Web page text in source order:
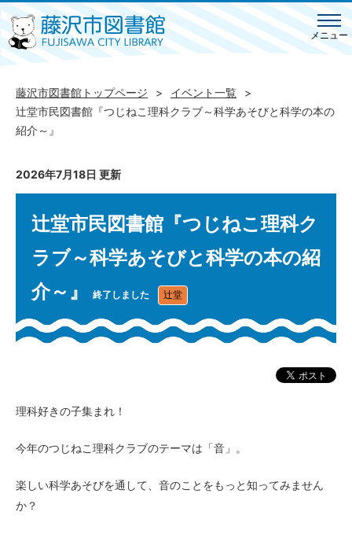
メニュー
藤沢市図書館トップページ
イベント一覧
辻堂市民図書館『つじねこ理科クラブ～科学あそびと科学の本の
紹介～』
2026年7月18日 更新
辻堂市民図書館『つじねこ理科ク
ラブ～科学あそびと科学の本の紹
介～』
終了しました 辻堂
理科好きの子集まれ！
今年のつじねこ理科クラブのテーマは「音」。
楽しい科学あそびを通して、音のことをもっと知ってみません
か？